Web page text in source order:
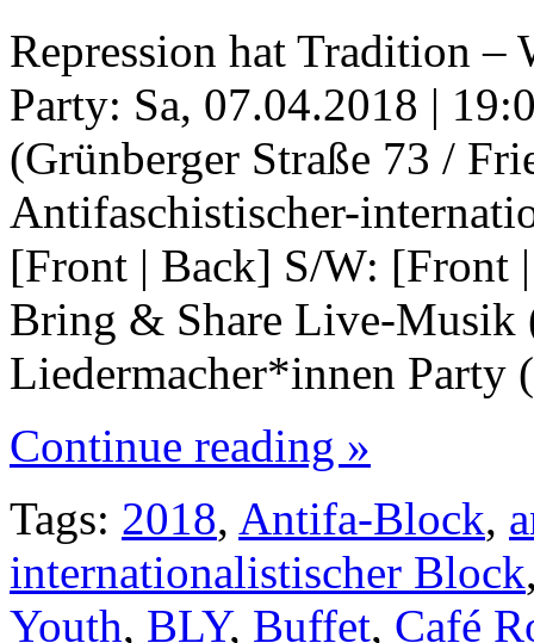
Repression hat Tradition
Party: Sa, 07.04.2018 |
(Grünberger Straße 73 /
Antifaschistischer-
[Front | Back] S/W: [Front
Bring & Share Live-Musik
Liedermacher*innen
Continue reading »
Tags: 2018, Antifa-Block,
internationalistischer Block
Youth, BLY, Buffet, Café